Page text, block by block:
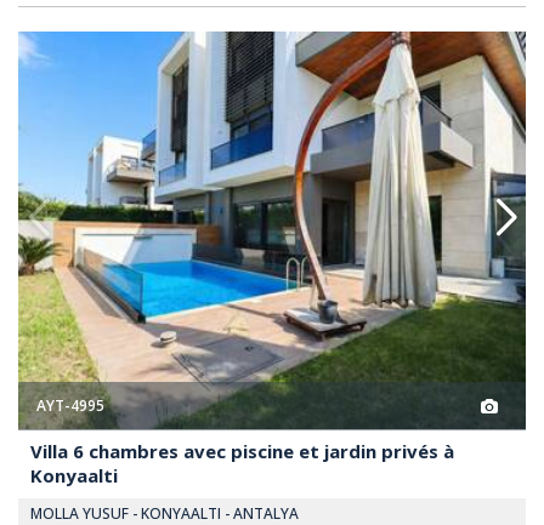
Et Jardin Privés À Konyaalti 2 Villa 6 Chambres Avec Piscine
AYT-4995
Villa 6 chambres avec piscine et jardin privés à
Konyaalti
MOLLA YUSUF - KONYAALTI - ANTALYA